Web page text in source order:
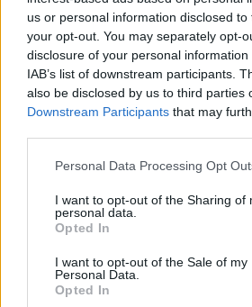
us or personal information disclosed
your opt-out. You may separately opt-
disclosure of your personal
IAB’s list of downstream participants.
also be disclosed by us to third parties
Downstream Participants that may
Personal Data Processing Opt
I want to opt-out of the Sharing of
personal data.
Opted In
I want to opt-out of the Sale of my
Personal Data.
Opted In
facoltativo. Una sorta di diritto
ore di educazione civica o in altri
Appena 1 su 10, invece, crede che un
autodidatta.
“La nostra Autorità crede
consapevoli dei propri diritti e della
i quali, giocando, imparano a
difendersi in particolare dalle truffe,
acquisti online”dichiaraRoberto
dell’Antitrust.